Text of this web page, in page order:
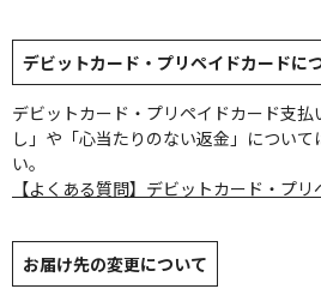
デビットカード・プリペイドカードに
デビットカード・プリペイドカード支
し」や「心当たりのない返金」につい
い。
【よくある質問】デビットカード・プ
お届け先の変更について